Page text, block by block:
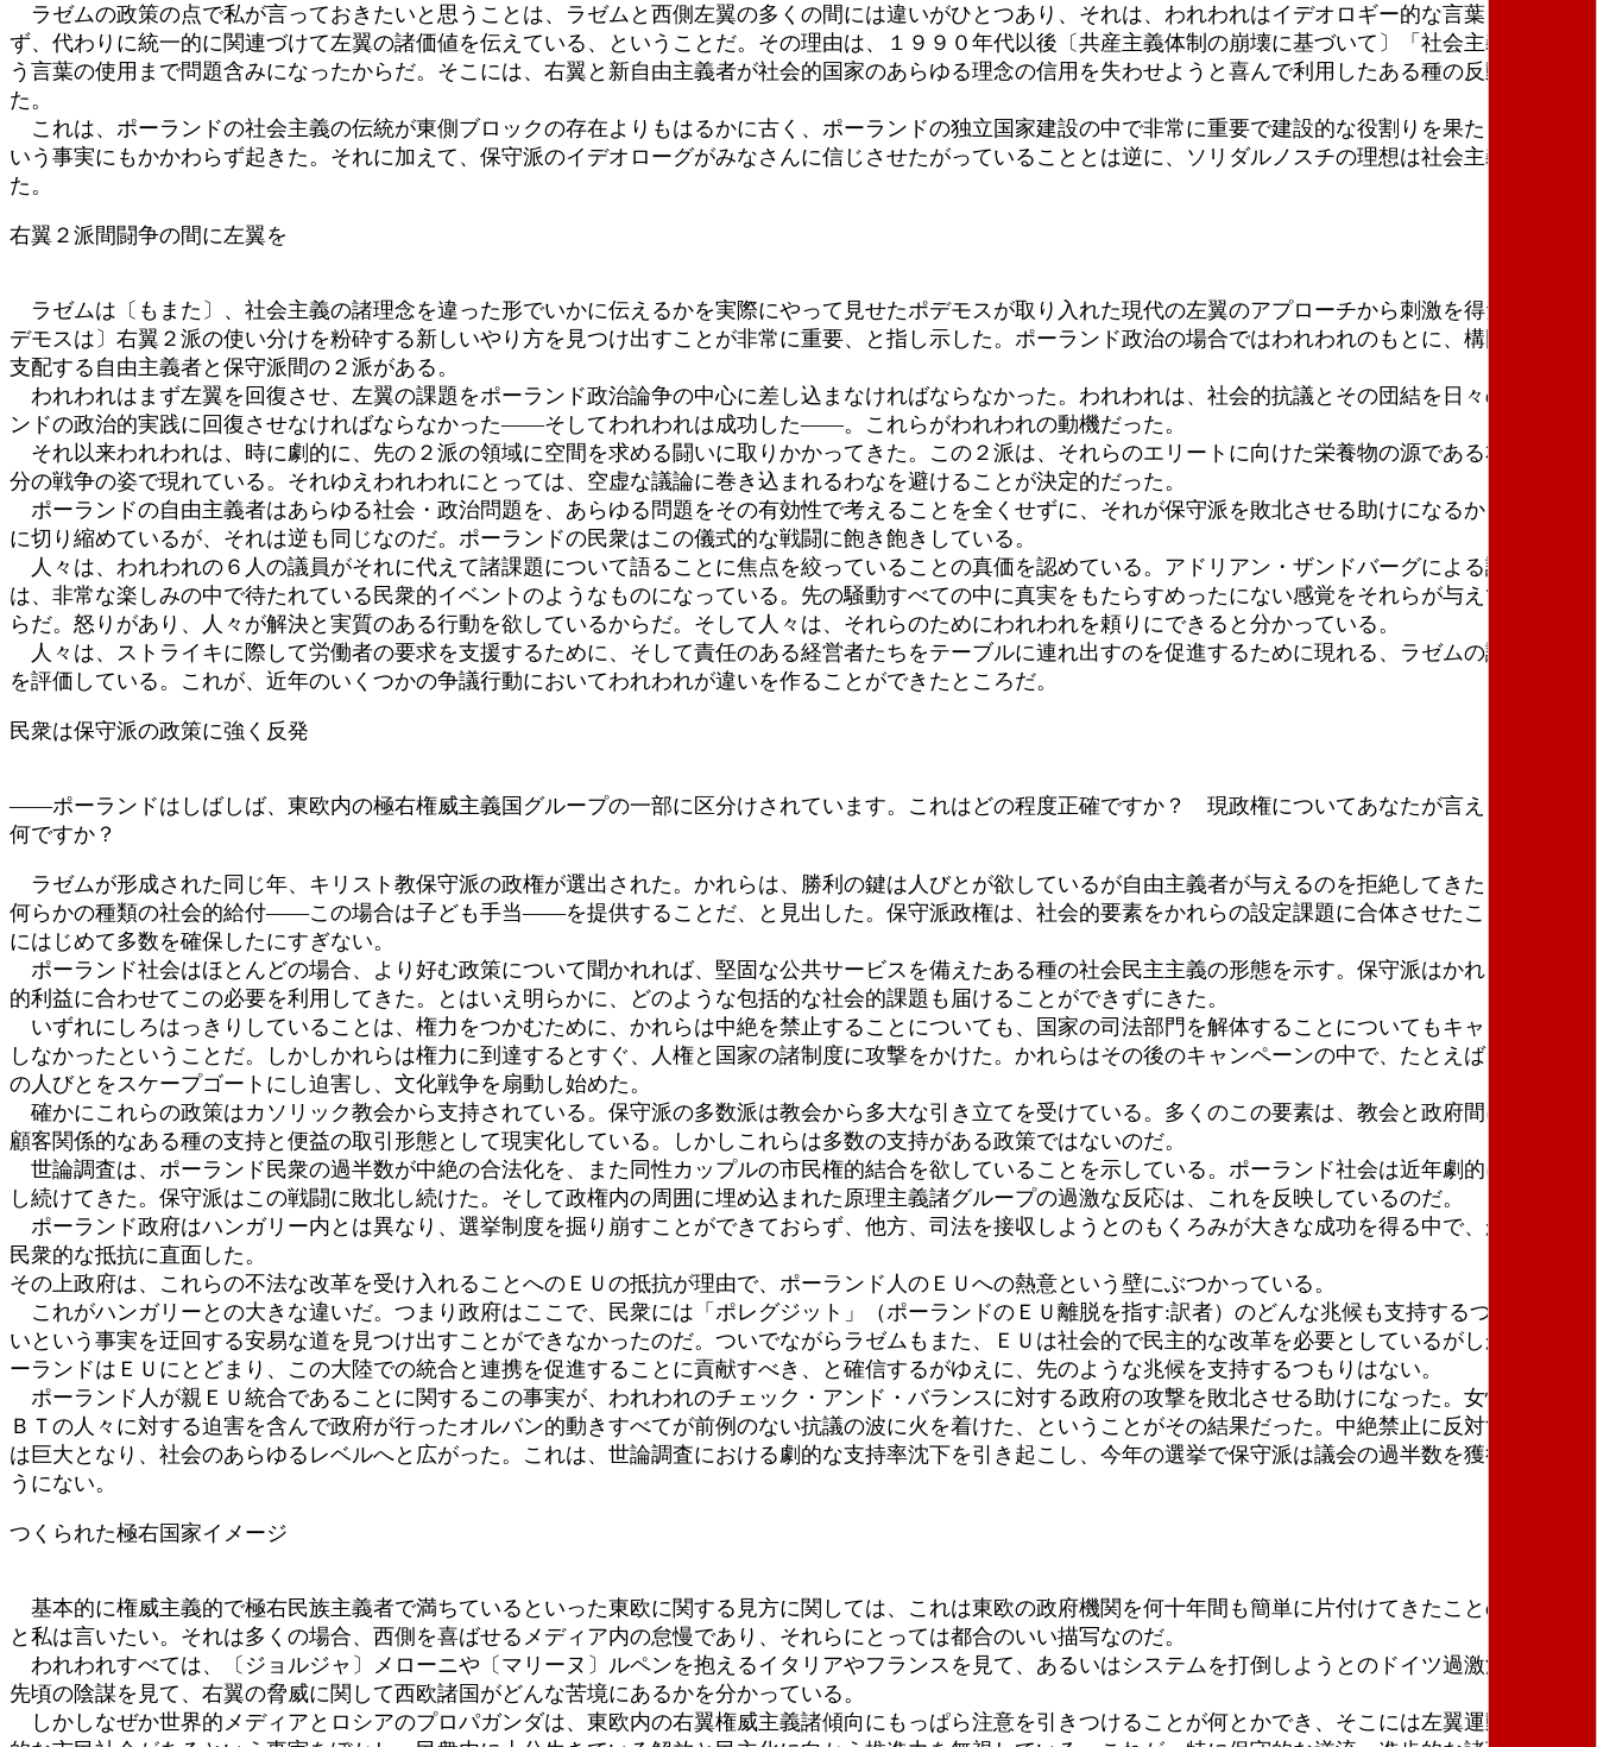
ラゼムの政策の点で私が言っておきたいと思うことは、ラゼムと西側左翼の多くの間には違いがひとつあり、それは、われわれはイデオロギー的な言葉を使用せ
ず、代わりに統一的に関連づけて左翼の諸価値を伝えている、ということだ。その理由は、１９９０年代以後〔共産主義体制の崩壊に基づいて〕「社会主義」とい
う言葉の使用まで問題含みになったからだ。そこには、右翼と新自由主義者が社会的国家のあらゆる理念の信用を失わせようと喜んで利用したある種の反動があっ
た。
これは、ポーランドの社会主義の伝統が東側ブロックの存在よりもはるかに古く、ポーランドの独立国家建設の中で非常に重要で建設的な役割りを果たした、と
いう事実にもかかわらず起きた。それに加えて、保守派のイデオローグがみなさんに信じさせたがっていることとは逆に、ソリダルノスチの理想は社会主義だっ
た。
右翼２派間闘争の間に左翼を
ラゼムは〔もまた〕、社会主義の諸理念を違った形でいかに伝えるかを実際にやって見せたポデモスが取り入れた現代の左翼のアプローチから刺激を得た。〔ポ
デモスは〕右翼２派の使い分けを粉砕する新しいやり方を見つけ出すことが非常に重要、と指し示した。ポーランド政治の場合ではわれわれのもとに、構図全体を
支配する自由主義者と保守派間の２派がある。
われわれはまず左翼を回復させ、左翼の課題をポーランド政治論争の中心に差し込まなければならなかった。われわれは、社会的抗議とその団結を日々のポーラ
ンドの政治的実践に回復させなければならなかった――そしてわれわれは成功した――。これらがわれわれの動機だった。
それ以来われわれは、時に劇的に、先の２派の領域に空間を求める闘いに取りかかってきた。この２派は、それらのエリートに向けた栄養物の源である右翼諸部
分の戦争の姿で現れている。それゆえわれわれにとっては、空虚な議論に巻き込まれるわなを避けることが決定的だった。
ポーランドの自由主義者はあらゆる社会・政治問題を、あらゆる問題をその有効性で考えることを全くせずに、それが保守派を敗北させる助けになるかどうか、
に切り縮めているが、それは逆も同じなのだ。ポーランドの民衆はこの儀式的な戦闘に飽き飽きしている。
人々は、われわれの６人の議員がそれに代えて諸課題について語ることに焦点を絞っていることの真価を認めている。アドリアン・ザンドバーグによる議会演説
は、非常な楽しみの中で待たれている民衆的イベントのようなものになっている。先の騒動すべての中に真実をもたらすめったにない感覚をそれらが与えているか
らだ。怒りがあり、人々が解決と実質のある行動を欲しているからだ。そして人々は、それらのためにわれわれを頼りにできると分かっている。
人々は、ストライキに際して労働者の要求を支援するために、そして責任のある経営者たちをテーブルに連れ出すのを促進するために現れる、ラゼムの議員たち
を評価している。これが、近年のいくつかの争議行動においてわれわれが違いを作ることができたところだ。
民衆は保守派の政策に強く反発
――ポーランドはしばしば、東欧内の極右権威主義国グループの一部に区分けされています。これはどの程度正確ですか？ 現政権についてあなたが言えることは
何ですか？
ラゼムが形成された同じ年、キリスト教保守派の政権が選出された。かれらは、勝利の鍵は人びとが欲しているが自由主義者が与えるのを拒絶してきたものを、
何らかの種類の社会的給付――この場合は子ども手当――を提供することだ、と見出した。保守派政権は、社会的要素をかれらの設定課題に合体させたことを理由
にはじめて多数を確保したにすぎない。
ポーランド社会はほとんどの場合、より好む政策について聞かれれば、堅固な公共サービスを備えたある種の社会民主主義の形態を示す。保守派はかれらの政治
的利益に合わせてこの必要を利用してきた。とはいえ明らかに、どのような包括的な社会的課題も届けることができずにきた。
いずれにしろはっきりしていることは、権力をつかむために、かれらは中絶を禁止することについても、国家の司法部門を解体することについてもキャンペーン
しなかったということだ。しかしかれらは権力に到達するとすぐ、人権と国家の諸制度に攻撃をかけた。かれらはその後のキャンペーンの中で、たとえばＬＧＢＴ
の人びとをスケープゴートにし迫害し、文化戦争を扇動し始めた。
確かにこれらの政策はカソリック教会から支持されている。保守派の多数派は教会から多大な引き立てを受けている。多くのこの要素は、教会と政府間における
顧客関係的なある種の支持と便益の取引形態として現実化している。しかしこれらは多数の支持がある政策ではないのだ。
世論調査は、ポーランド民衆の過半数が中絶の合法化を、また同性カップルの市民権的結合を欲していることを示している。ポーランド社会は近年劇的に世俗化
し続けてきた。保守派はこの戦闘に敗北し続けた。そして政権内の周囲に埋め込まれた原理主義諸グループの過激な反応は、これを反映しているのだ。
ポーランド政府はハンガリー内とは異なり、選挙制度を掘り崩すことができておらず、他方、司法を接収しようとのもくろみが大きな成功を得る中で、かれらは
民衆的な抵抗に直面した。
その上政府は、これらの不法な改革を受け入れることへのＥＵの抵抗が理由で、ポーランド人のＥＵへの熱意という壁にぶつかっている。
これがハンガリーとの大きな違いだ。つまり政府はここで、民衆には「ポレグジット」（ポーランドのＥＵ離脱を指す:訳者）のどんな兆候も支持するつもりはな
いという事実を迂回する安易な道を見つけ出すことができなかったのだ。ついでながらラゼムもまた、ＥＵは社会的で民主的な改革を必要としているがしかし、ポ
ーランドはＥＵにとどまり、この大陸での統合と連携を促進することに貢献すべき、と確信するがゆえに、先のような兆候を支持するつもりはない。
ポーランド人が親ＥＵ統合であることに関するこの事実が、われわれのチェック・アンド・バランスに対する政府の攻撃を敗北させる助けになった。女性やＬＧ
ＢＴの人々に対する迫害を含んで政府が行ったオルバン的動きすべてが前例のない抗議の波に火を着けた、ということがその結果だった。中絶禁止に反対する抗議
は巨大となり、社会のあらゆるレベルへと広がった。これは、世論調査における劇的な支持率沈下を引き起こし、今年の選挙で保守派は議会の過半数を獲得できそ
うにない。
つくられた極右国家イメージ
基本的に権威主義的で極右民族主義者で満ちているといった東欧に関する見方に関しては、これは東欧の政府機関を何十年間も簡単に片付けてきたことの結果、
と私は言いたい。それは多くの場合、西側を喜ばせるメディア内の怠慢であり、それらにとっては都合のいい描写なのだ。
われわれすべては、〔ジョルジャ〕メローニや〔マリーヌ〕ルペンを抱えるイタリアやフランスを見て、あるいはシステムを打倒しようとのドイツ過激派のつい
先頃の陰謀を見て、右翼の脅威に関して西欧諸国がどんな苦境にあるかを分かっている。
しかしなぜか世界的メディアとロシアのプロパガンダは、東欧内の右翼権威主義諸傾向にもっぱら注意を引きつけることが何とかでき、そこには左翼運動と進歩